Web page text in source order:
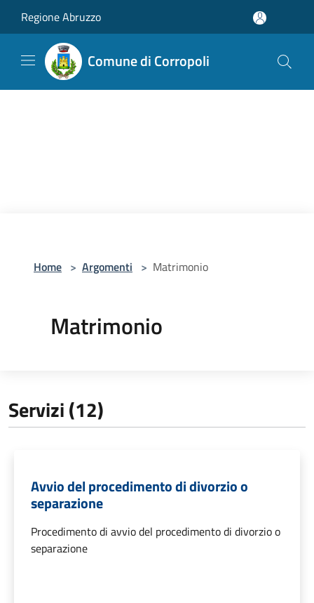
Regione Abruzzo
Comune di Corropoli
Home > Argomenti > Matrimonio
Matrimonio
Servizi (12)
Avvio del procedimento di divorzio o
separazione
Procedimento di avvio del procedimento di divorzio o
separazione